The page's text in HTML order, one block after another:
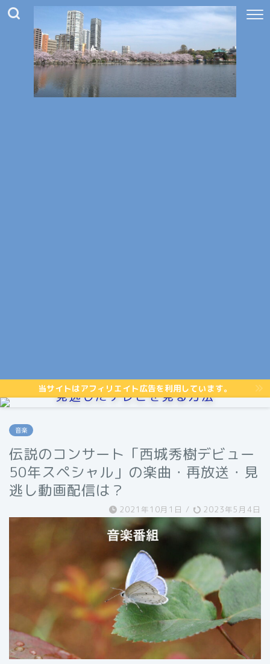
当サイトはアフィリエイト広告を利用しています。
見逃したテレビを見る方法
音楽
伝説のコンサート「西城秀樹デビュー
50年スペシャル」の楽曲・再放送・見
逃し動画配信は？
2021年10月1日 / 2023年5月4日